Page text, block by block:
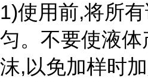
1)使用前,将所
匀。不要使液
沫,以免加样时